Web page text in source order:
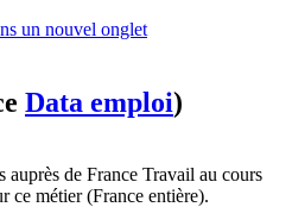
un nouvel onglet
Data emploi)
auprès de France Travail au cours
ce métier (France entière).